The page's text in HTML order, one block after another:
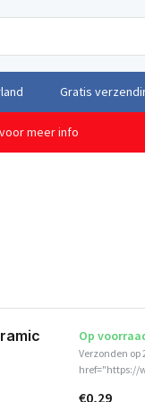
Gratis
meer info
Op
Verzonden op
href="https://
€0,29